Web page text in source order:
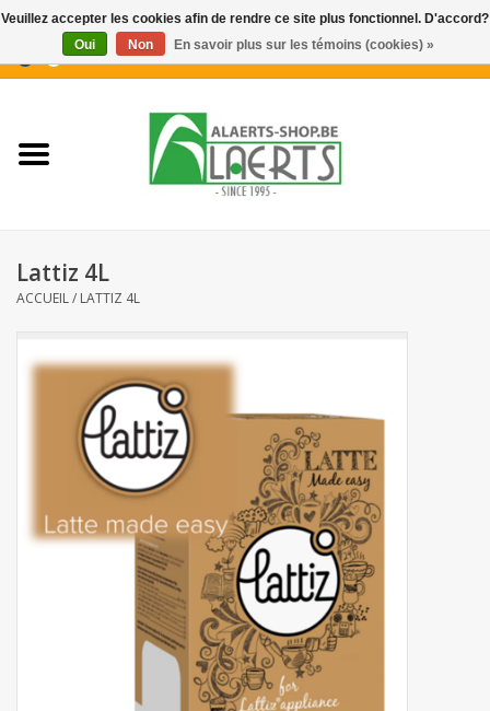
0 Articles - €0,00
Nouveautés
Biscuits pour le café
Boissons
Biscuits apéritifs / Snacks salés
Botanicals
Bonbons pour la bonbonnière
Rouleaux de caisse thermiques
Lattiz 4L
ACCUEIL/ LATTIZ 4L
Veuillez accepter les cookies afin de rendre ce site plus fonctionnel. D'accord?
Oui
Non En savoir plus sur les témoins (cookies) »